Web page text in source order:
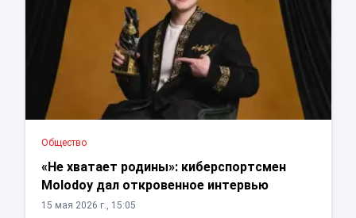
Общество
«Не хватает родины»: киберспортсмен
Molodoy дал откровенное интервью
15 мая 2026 г., 15:05